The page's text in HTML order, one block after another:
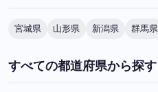
宮城県 山形県 新潟県 群馬県
すべての都道府県から探す